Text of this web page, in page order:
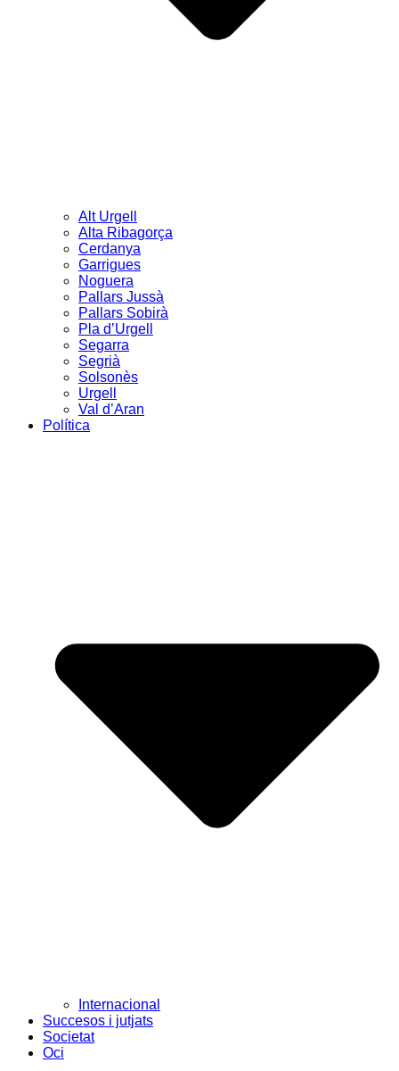
Alt Urgell
Alta Ribagorça
Cerdanya
Garrigues
Noguera
Pallars Jussà
Pallars Sobirà
Pla d’Urgell
Segarra
Segrià
Solsonès
Urgell
Val d’Aran
Política
Internacional
Succesos i jutjats
Societat
Oci